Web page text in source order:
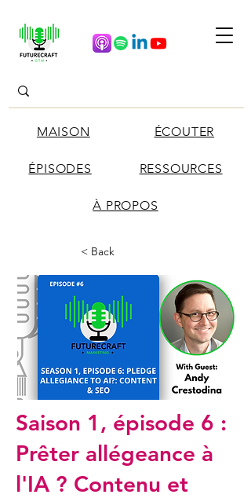
MAISON ÉCOUTER
ÉPISODES RESSOURCES
À PROPOS
< Back
Saison 1, épisode 6 :
Prêter allégeance à
l'IA ? Contenu et